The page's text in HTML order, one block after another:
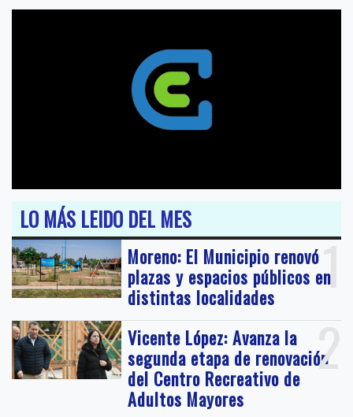
LO MÁS LEIDO DEL MES
1
Moreno: El Municipio renovó
plazas y espacios públicos en
distintas localidades
2
Vicente López: Avanza la
segunda etapa de renovación
del Centro Recreativo de
Adultos Mayores